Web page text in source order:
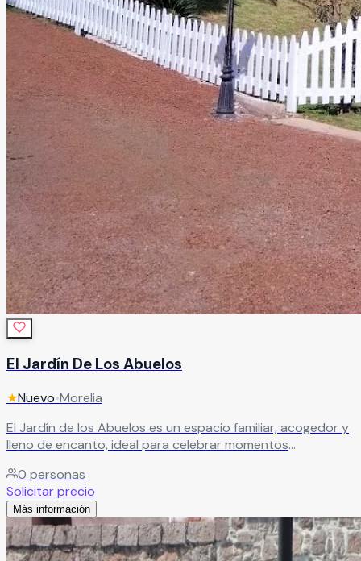
El Jardín De Los Abuelos
★Nuevo•Morelia
El Jardín de los Abuelos es un espacio familiar, acogedor y
lleno de encanto, ideal para celebrar momentos
lo mejor de un salón con jardín, creando el escenario
perfecto para tu evento. Sus hermosos espacios brindan
un ambiente mágico donde podrás recibir a tus seres
queridos y vivir una celebración única e inolvidable.
Leer más
0 personas
Solicitar precio
Más información